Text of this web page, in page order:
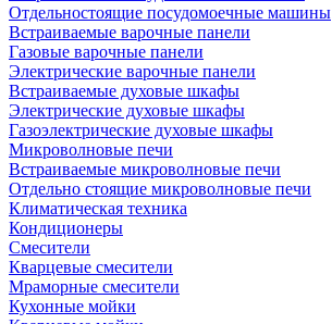
Отдельностоящие посудомоечные машины
Встраиваемые варочные панели
Газовые варочные панели
Электрические варочные панели
Встраиваемые духовые шкафы
Электрические духовые шкафы
Газоэлектрические духовые шкафы
Микроволновые печи
Встраиваемые микроволновые печи
Отдельно стоящие микроволновые печи
Климатическая техника
Кондиционеры
Смесители
Кварцевые смесители
Мраморные смесители
Кухонные мойки